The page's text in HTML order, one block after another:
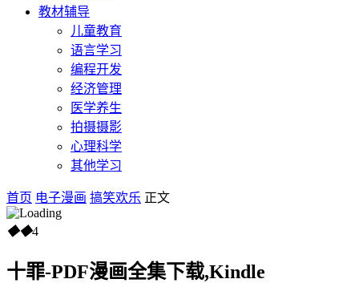
教材辅导
儿童教育
语言学习
编程开发
经济管理
医学养生
拍摄摄影
心理科学
其他学习
首页 电子漫画 搞笑欢乐 正文
◆◆4
十罪-PDF漫画全集下载,Kindle